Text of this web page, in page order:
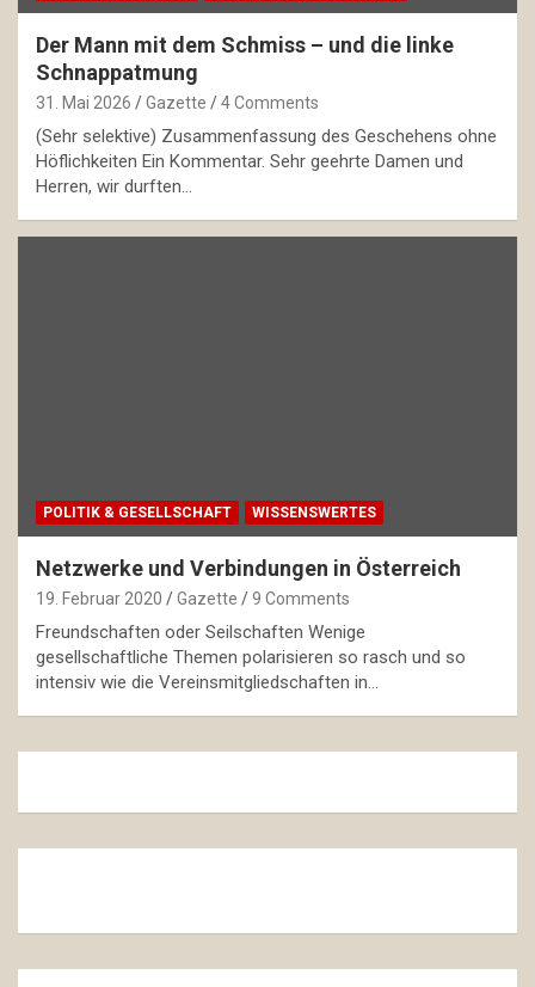
Der Mann mit dem Schmiss – und die linke
Schnappatmung
31. Mai 2026 Gazette 4 Comments
(Sehr selektive) Zusammenfassung des Geschehens ohne
Höflichkeiten Ein Kommentar. Sehr geehrte Damen und
Herren, wir durften…
POLITIK & GESELLSCHAFT WISSENSWERTES
Netzwerke und Verbindungen in Österreich
19. Februar 2020 Gazette 9 Comments
Freundschaften oder Seilschaften Wenige
gesellschaftliche Themen polarisieren so rasch und so
intensiv wie die Vereinsmitgliedschaften in…